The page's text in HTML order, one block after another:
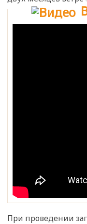
При проведении